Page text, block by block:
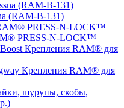
(RAM-B-131)
PRESS-N-LOCK™
Крепления RAM® для
Крепления RAM® для